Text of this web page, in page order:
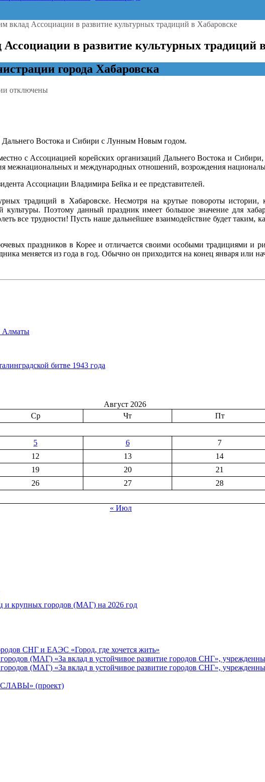
вклад Ассоциации в развитие культурных традиций в Хабаровске
в развитие культурных традиций
города Хабаровска
к
вклад
в
развитие
культурных
традиций
Хабаровске
отключены
Дальнего Востока и Сибири с Лунным Новым годом.
с Ассоциацией корейских организаций Дальнего Востока и Сибири,
межнациональных и международных отношений, возрождения
Ассоциации Владимира Бейка и ее представителей.
традиций в Хабаровске. Несмотря на крутые повороты истории,
Поэтому данный праздник имеет большое значение для
все трудности! Пусть наше дальнейшее взаимодействие будет таким,
праздников в Корее и отличается своими особыми традициями и
меняется из года в год. Обычно он приходится на конец января или
Алматы
битве 1943 года
Август 2026
Ср Чт Пт
5 6 7
12 13 14
19 20 21
26 27 28
« Июл
и крупных городов (МАГ) на 2026 год
СНГ и ЕАЭС «Город, где хочется жить»
(МАГ) «За вклад в устойчивое развитие городов СНГ»,
(МАГ) «За вклад в устойчивое развитие городов СНГ»,
(проект)